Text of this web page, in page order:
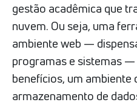
gestão acadêmica que
nuvem. Ou seja, uma
ambiente web —
programas e sistemas
benefícios, um
armazenamento de